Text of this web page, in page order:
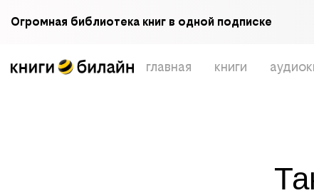
Огромная библиотека книг в одной подписке
главная книги